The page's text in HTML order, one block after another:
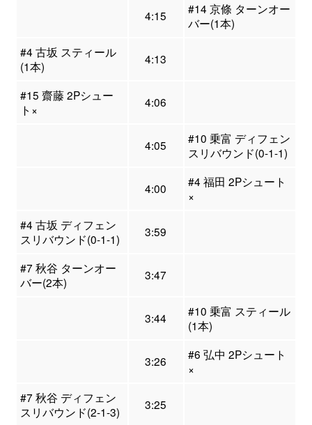
4:15
#14 京條 ターンオー
バー(1本)
#4 古坂 スティール
(1本)
4:13
#15 齋藤 2Pシュー
ト×
4:06
4:05
#10 乗富 ディフェン
スリバウンド(0-1-1)
4:00
#4 福田 2Pシュート
×
#4 古坂 ディフェン
スリバウンド(0-1-1)
3:59
#7 秋谷 ターンオー
バー(2本)
3:47
3:44
#10 乗富 スティール
(1本)
3:26
#6 弘中 2Pシュート
×
#7 秋谷 ディフェン
スリバウンド(2-1-3)
3:25